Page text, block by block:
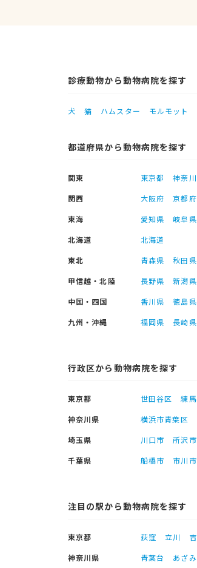
診療動物から動物病院を探す
犬 猫 ハムスター モルモット
都道府県から動物病院を探す
関東 東京都 神奈
関西
大阪府 京都府
東海
愛知県 岐阜県
北海道
北海道
東北
青森県 秋田県
甲信越・北陸
長野県 新潟県
中国・四国
香川県 徳島県
九州・沖縄
福岡県 長崎県
行政区から動物病院を探す
東京都 世田谷区 練
神奈川県
横浜市青葉区
埼玉県
川口市 所沢市
千葉県
船橋市 市川市
注目の駅から動物病院を探す
東京都 荻窪 立川
神奈川県
青葉台 あざ